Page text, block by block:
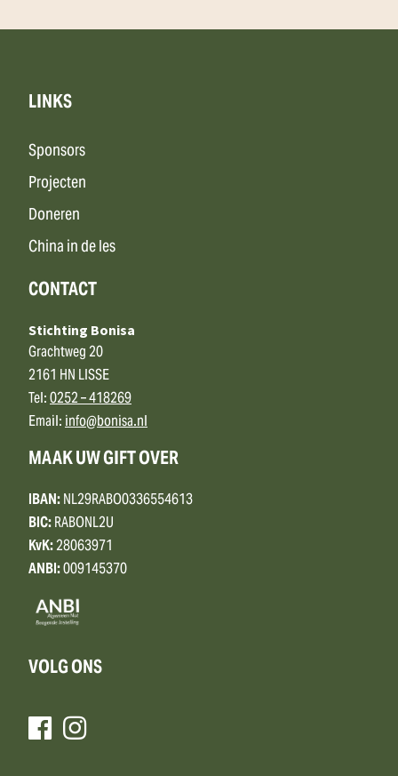
LINKS
Sponsors
Projecten
Doneren
China in de les
CONTACT
Stichting Bonisa
Grachtweg 20
2161 HN LISSE
Tel:0252 – 418269
Email:info@bonisa.nl
MAAK UW GIFT OVER
IBAN:NL29RABO0336554613
BIC:RABONL2U
KvK:28063971
ANBI:009145370
VOLG ONS